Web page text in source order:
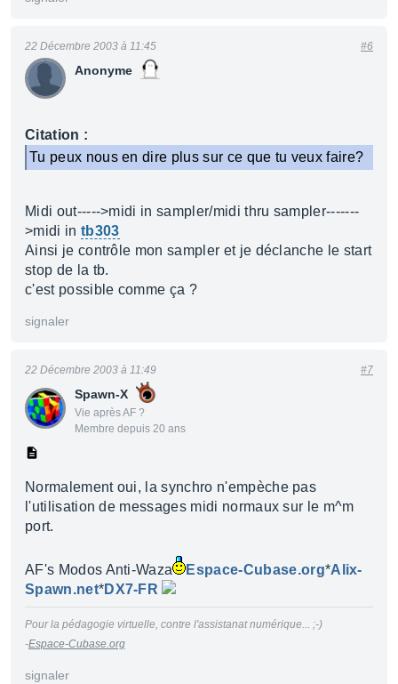
Anonyme
22 Décembre 2003 à 11:45 #6
Citation :
Tu peux nous en dire plus sur ce que tu veux faire?
Midi out----->midi in sampler/midi thru sampler-------
>midi in tb303
Ainsi je contrôle mon sampler et je déclanche le start
stop de la tb.
c'est possible comme ça ?
signaler
Spawn-X
Vie après AF ?
Membre depuis 20 ans
22 Décembre 2003 à 11:49 #7
Normalement oui, la synchro n'empèche pas
l'utilisation de messages midi normaux sur le m^m
port.
AF's Modos Anti-Waza Espace-Cubase.org*Alix-
Spawn.net*DX7-FR
Pour la pédagogie virtuelle, contre l'assistanat numérique... ;-)
-Espace-Cubase.org
signaler